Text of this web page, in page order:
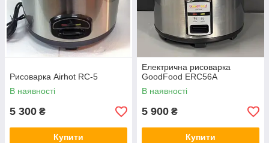
Рисоварка Airhot RC-5
В наявності
5 300 ₴
Купити
Електрична рисоварка
GoodFood ERC56A
В наявності
5 900 ₴
Купити